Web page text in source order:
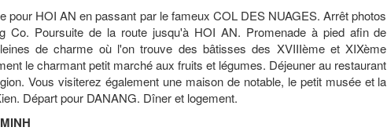
pour HOI AN en passant par le fameux COL DES NUAGES. Arrêt photos
Co. Poursuite de la route jusqu'à HOI AN. Promenade à pied afin de
de charme où l'on trouve des bâtisses des XVIIIème et XIXème
le charmant petit marché aux fruits et légumes. Déjeuner au restaurant
Vous visiterez également une maison de notable, le petit musée et la
Départ pour DANANG. Dîner et logement.